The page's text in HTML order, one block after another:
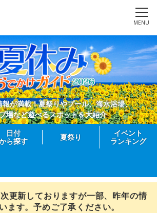
MENU
が満載！夏祭りやプール、海水浴場、
場など遊べるスポットを大紹介
日付
ら探す
夏祭り
イベント
ランキング
更新しておりますが一部、昨年の情
ます。予めご了承ください。